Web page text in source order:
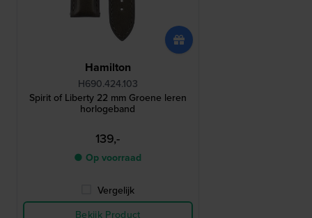
Hamilton
H690.424.103
Spirit of Liberty 22 mm Groene leren
horlogeband
139,-
● Op voorraad
Vergelijk